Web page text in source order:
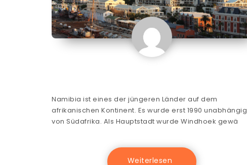
Namibia ist eines der jüngeren Länder auf dem
afrikanischen Kontinent. Es wurde erst 1990 unabhängig
von Südafrika. Als Hauptstadt wurde Windhoek gewä